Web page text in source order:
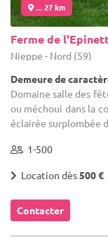
... 27 km
Ferme de
Nieppe - Nord (59)
Demeure de
Domaine salle des
ou méchoui dans la
éclairée surplombée
1-500
Location dès500 €
Contacter